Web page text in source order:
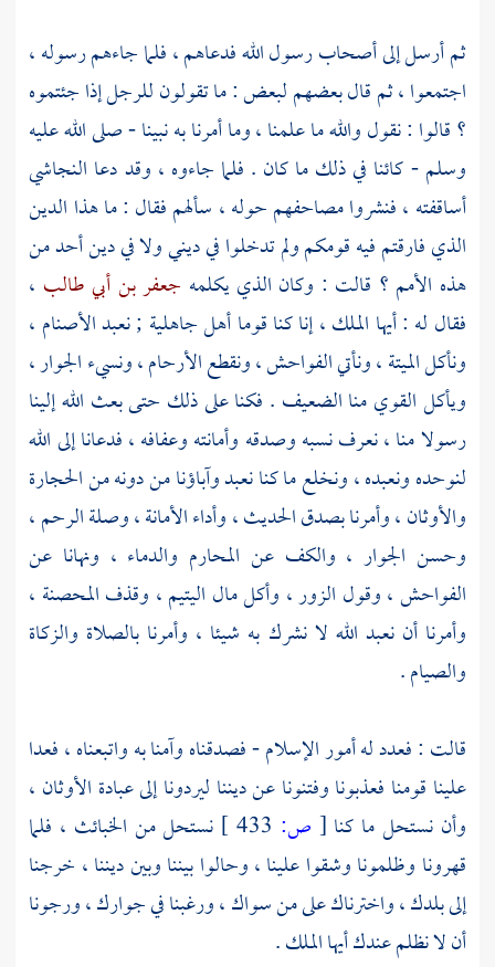
ثم أرسل إلى أصحاب رسول الله فدعاهم ، فلما جاءهم رسوله ،
اجتمعوا ، ثم قال بعضهم لبعض : ما تقولون للرجل إذا جئتموه
؟ قالوا : نقول والله ما علمنا ، وما أمرنا به نبينا - صلى الله عليه
وسلم - كائنا في ذلك ما كان . فلما جاءوه ، وقد دعا النجاشي
أساقفته ، فنشروا مصاحفهم حوله ، سألهم فقال : ما هذا الدين
الذي فارقتم فيه قومكم ولم تدخلوا في ديني ولا في دين أحد من
هذه الأمم ؟ قالت : وكان الذي يكلمه جعفر بن أبي طالب ،
فقال له : أيها الملك ، إنا كنا قوما أهل جاهلية ; نعبد الأصنام ،
ونأكل الميتة ، ونأتي الفواحش ، ونقطع الأرحام ، ونسيء الجوار ،
ويأكل القوي منا الضعيف . فكنا على ذلك حتى بعث الله إلينا
رسولا منا ، نعرف نسبه وصدقه وأمانته وعفافه ، فدعانا إلى الله
لنوحده ونعبده ، ونخلع ما كنا نعبد وآباؤنا من دونه من الحجارة
والأوثان ، وأمرنا بصدق الحديث ، وأداء الأمانة ، وصلة الرحم ،
وحسن الجوار ، والكف عن المحارم والدماء ، ونهانا عن
الفواحش ، وقول الزور ، وأكل مال اليتيم ، وقذف المحصنة ،
وأمرنا أن نعبد الله لا نشرك به شيئا ، وأمرنا بالصلاة والزكاة
والصيام .
قالت : فعدد له أمور الإسلام - فصدقناه وآمنا به واتبعناه ، فعدا
علينا قومنا فعذبونا وفتنونا عن ديننا ليردونا إلى عبادة الأوثان ،
وأن نستحل ما كنا [ ص:
نستحل من الخبائث ، فلما
قهرونا وظلمونا وشقوا علينا ، وحالوا بيننا وبين ديننا ، خرجنا
إلى بلدك ، واخترناك على من سواك ، ورغبنا في جوارك ، ورجونا
أن لا نظلم عندك أيها الملك .